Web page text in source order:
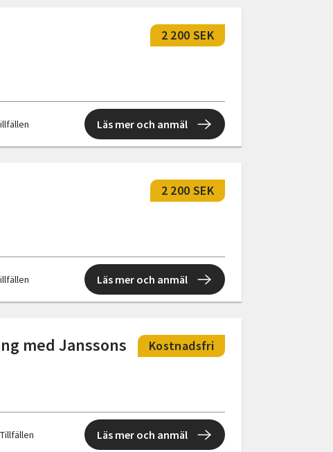
2 200 SEK
Läs mer och anmäl
2 200 SEK
Läs mer och anmäl
med Janssons
Kostnadsfri
Läs mer och anmäl